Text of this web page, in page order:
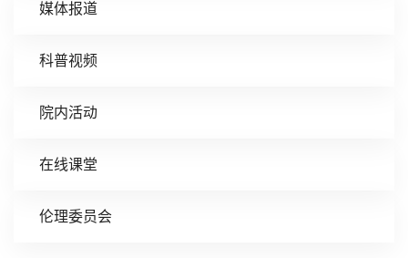
媒体报道
科普视频
院内活动
在线课堂
伦理委员会